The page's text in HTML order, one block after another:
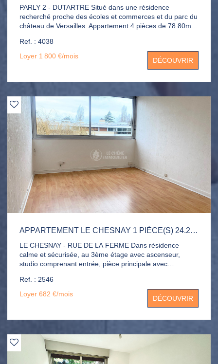
PARLY 2 - DUTARTRE Situé dans une résidence
recherché proche des écoles et commerces et du parc du
château de Versailles. Appartement 4 pièces de 78.80m²
exposé OUEST. Il est composé d'une entrée, séjour avec
balcon, cuisine équipée et ouverte sur le séjour, 3
chambres, salle de bains, dressing, placards et WC.
Ref. : 4038
Loyer 1 800 €/mois
DÉCOUVRIR
APPARTEMENT LE CHESNAY 1 PIÈCE(S) 24.26 M2
LE CHESNAY - RUE DE LA FERME Dans résidence
calme et sécurisée, au 3ème étage avec ascenseur,
studio comprenant entrée, pièce principale avec
chauffage compris dans les charges. Disponible début
juillet !
Ref. : 2546
Loyer 682 €/mois
DÉCOUVRIR